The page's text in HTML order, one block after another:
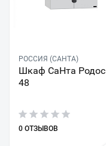
РОССИЯ (САНТА)
Шкаф СаНта Родос
48
0 ОТЗЫВОВ